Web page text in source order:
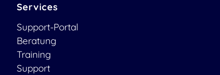
Services
Support-Portal
Beratung
Training
Support